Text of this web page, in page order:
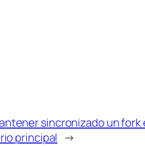
sincronizado un fork
principal →